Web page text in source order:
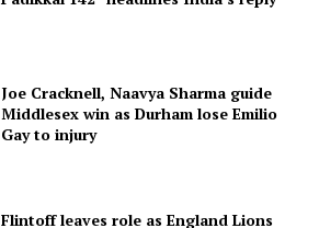
Joe Cracknell, Naavya Sharma guide
Middlesex win as Durham lose Emilio
Gay to injury
Flintoff leaves role as England Lions